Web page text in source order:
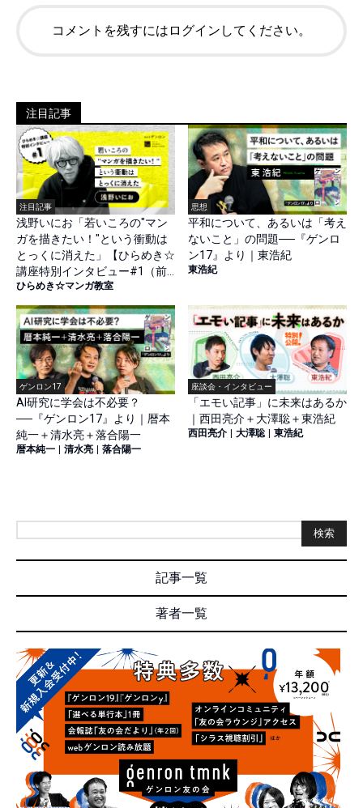
コメントを残すにはログインしてください。
注目記事
注目記事
浅野いにお「若いころの"マン
ガを描きたい！"という衝動は
とっくに消えた」【ひらめき☆
講座特別インタビュー#1（前
篇）】
ひらめき☆マンガ教室
思想
平和について、あるいは「考え
ないこと」の問題──『ゲンロ
ン17』より｜東浩紀
東浩紀
ゲンロン17
AI研究に学会は不必要？
──『ゲンロン17』より｜暦本
純一＋清水亮＋落合陽一
暦本純一 | 清水亮 | 落合陽一
座談会・インタビュー
「エモい記事」に未来はあるか
｜西田亮介＋大澤聡＋東浩紀
西田亮介 | 大澤聡 | 東浩紀
検索
記事一覧
著者一覧